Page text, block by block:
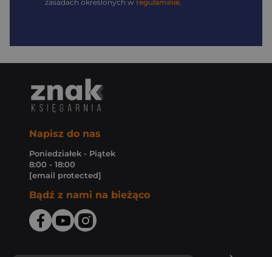
zasadach określonych w regulaminie
Napisz do nas
Poniedziałek - Piątek
8:00 - 18:00
[email protected]
Bądź z nami na bieżąco